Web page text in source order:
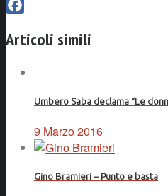
Articoli simili
Umbero Saba declama “Le
9 Marzo 2016
Gino Bramieri – Punto e basta